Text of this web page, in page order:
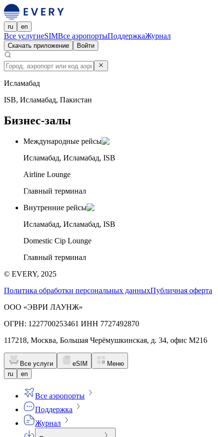
ru en
Все услугиeSIMВсе аэропортыПоддержкаЖурнал
Скачать приложение Войти
Исламабад
ISB, Исламабад, Пакистан
Бизнес-залы
Международные рейсы
Исламабад, Исламабад, ISB
Airline Lounge
Главный терминал
Внутренние рейсы
Исламабад, Исламабад, ISB
Domestic Cip Lounge
Главный терминал
© EVERY, 2025
Политика обработки персональных данныхПубличная оферта
ООО «ЭВРИ ЛАУНЖ»
ОГРН: 1227700253461 ИНН 7727492870
117218, Москва, Большая Черёмушкинская, д. 34, офис М216
Все услуги eSIM
Меню
ru
en
Все аэропорты
Поддержка
Журнал